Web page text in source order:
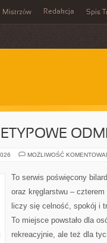
Mistrzów Redakcja Spis
MOŻLIWOŚĆ
To serwis poświęcony
oraz kręglarstwu –
liczy się celność, spokój i
To miejsce powstało dla
rekreacyjnie, ale też dla